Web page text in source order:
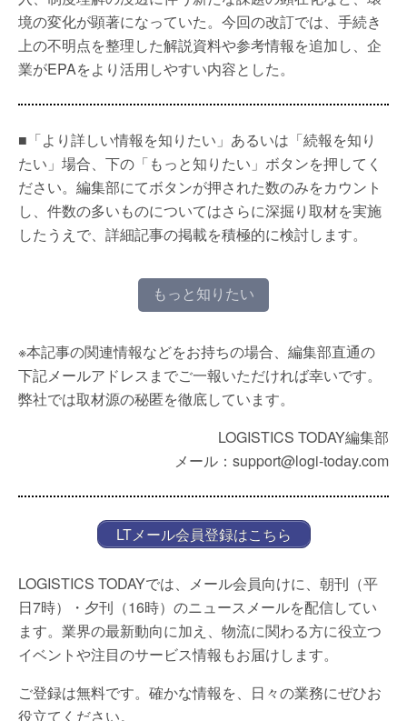
境の変化が顕著になっていた。今回の改訂では、手続き
上の不明点を整理した解説資料や参考情報を追加し、企
業がEPAをより活用しやすい内容とした。
■「より詳しい情報を知りたい」あるいは「続報を知り
たい」場合、下の「もっと知りたい」ボタンを押してく
ださい。編集部にてボタンが押された数のみをカウント
し、件数の多いものについてはさらに深掘り取材を実施
したうえで、詳細記事の掲載を積極的に検討します。
もっと知りたい
※本記事の関連情報などをお持ちの場合、編集部直通の
下記メールアドレスまでご一報いただければ幸いです。
弊社では取材源の秘匿を徹底しています。
LOGISTICS TODAY編集部
メール：support@logi-today.com
LTメール会員登録はこちら
LOGISTICS TODAYでは、メール会員向けに、朝刊（平
日7時）・夕刊（16時）のニュースメールを配信してい
ます。業界の最新動向に加え、物流に関わる方に役立つ
イベントや注目のサービス情報もお届けします。
ご登録は無料です。確かな情報を、日々の業務にぜひお
役立てください。